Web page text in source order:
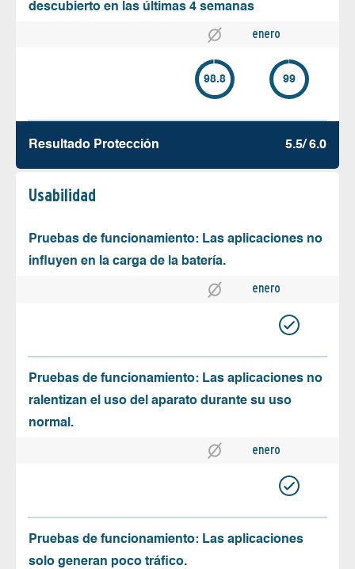
descubierto en las últimas 4 semanas
enero
98.8 99
Resultado Protección 5.5/ 6.0
Usabilidad
Pruebas de funcionamiento: Las aplicaciones no
influyen en la carga de la batería.
enero
Pruebas de funcionamiento: Las aplicaciones no
ralentizan el uso del aparato durante su uso
normal.
enero
Pruebas de funcionamiento: Las aplicaciones
solo generan poco tráfico.